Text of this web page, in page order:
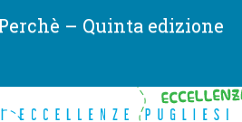
– Quinta edizione